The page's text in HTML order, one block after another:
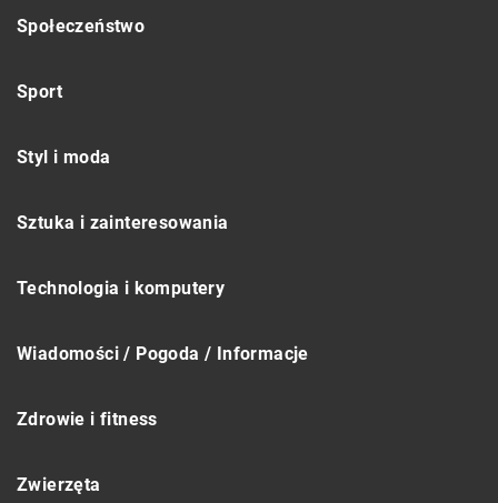
Społeczeństwo
Sport
Styl i moda
Sztuka i zainteresowania
Technologia i komputery
Wiadomości / Pogoda / Informacje
Zdrowie i fitness
Zwierzęta